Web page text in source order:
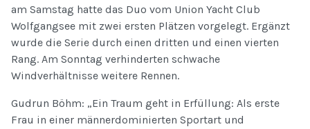
am Samstag hatte das Duo vom Union Yacht Club
Wolfgangsee mit zwei ersten Plätzen vorgelegt. Ergänzt
wurde die Serie durch einen dritten und einen vierten
Rang. Am Sonntag verhinderten schwache
Windverhältnisse weitere Rennen.
Gudrun Böhm: „Ein Traum geht in Erfüllung: Als erste
Frau in einer männerdominierten Sportart und